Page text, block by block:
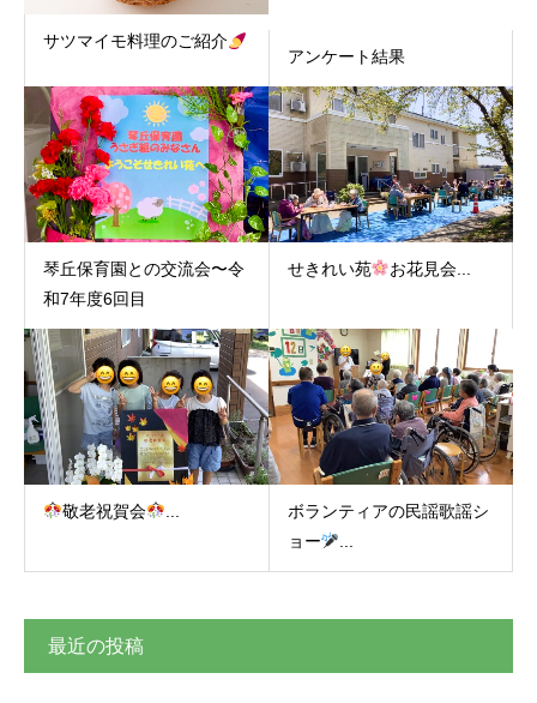
サツマイモ料理のご紹介
アンケート結果
琴丘保育園との交流会〜令
和7年度6回目
せきれい苑 お花見会...
敬老祝賀会
ボランティアの民謡歌謡シ
ョー
最近の投稿